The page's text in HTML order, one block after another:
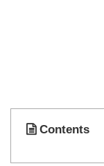
Contents